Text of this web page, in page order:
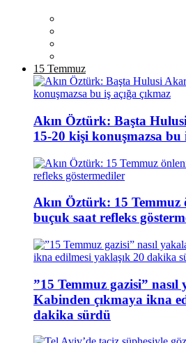
15 Temmuz
Akın Öztürk: Başta
15-20 kişi konuşmazsa bu
Akın Öztürk: 15 Temmuz
buçuk saat refleks
”15 Temmuz gazisi” nasıl
Kabinden çıkmaya ikna
dakika sürdü